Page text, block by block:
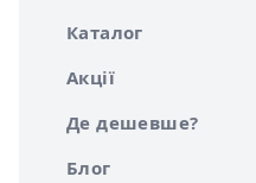
Каталог
Акції
Де дешевше?
Блог